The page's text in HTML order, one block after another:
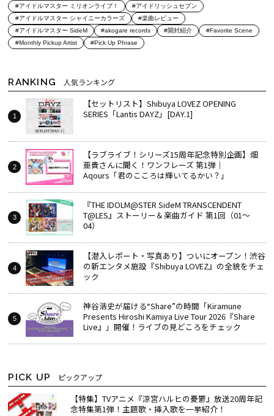
#アイドルマスター ミリオンライブ！
#アイドリッシュセブン
#アイドルマスター シャイニーカラーズ
#楽曲レビュー
#アイドルマスター SideM
#akogare records #開封紹介
#Favorite Scene
#Monthly Pickup Artist
#Pick Up Phrase
RANKING 人気ランキング
【セットリスト】Shibuya LOVEZ OPENING
SERIES「Lantis DAYZ」[DAY.1]
【ラブライブ！シリーズ15周年記念特別企画】畑
亜貴さんに聞く！ワンフレーズ 第1弾｜
Aqours「君のこころは輝いてるかい？」
『THE IDOLM@STER SideM TRANSCENDENT
T@LES』ストーリー＆楽曲ガイド 第1回（01～
04）
【潜入レポート・写真あり】ついにオープン！渋谷
の新エンタメ施設『Shibuya LOVEZ』の全貌をチェ
ック
神谷浩史が届ける“Share”の時間――「Kiramune
Presents Hiroshi Kamiya Live Tour 2026『Share
Live』」開催！ライブの見どころをチェック
PICK UP ピックアップ
【特集】TVアニメ『涼宮ハルヒの憂鬱』放送20周年記
念特集第1弾！主題歌・挿入歌を一挙紹介！